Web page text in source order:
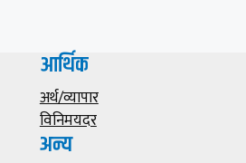
आर्थिक
अर्थ/व्यापार
विनिमयदर
अन्य